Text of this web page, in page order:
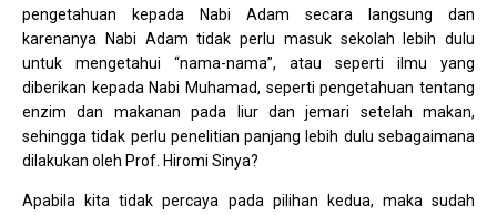
pengetahuan kepada Nabi Adam secara langsung dan
karenanya Nabi Adam tidak perlu masuk sekolah lebih dulu
untuk mengetahui “nama-nama”, atau seperti ilmu yang
diberikan kepada Nabi Muhamad, seperti pengetahuan tentang
enzim dan makanan pada liur dan jemari setelah makan,
sehingga tidak perlu penelitian panjang lebih dulu sebagaimana
dilakukan oleh Prof. Hiromi Sinya?
Apabila kita tidak percaya pada pilihan kedua, maka sudah